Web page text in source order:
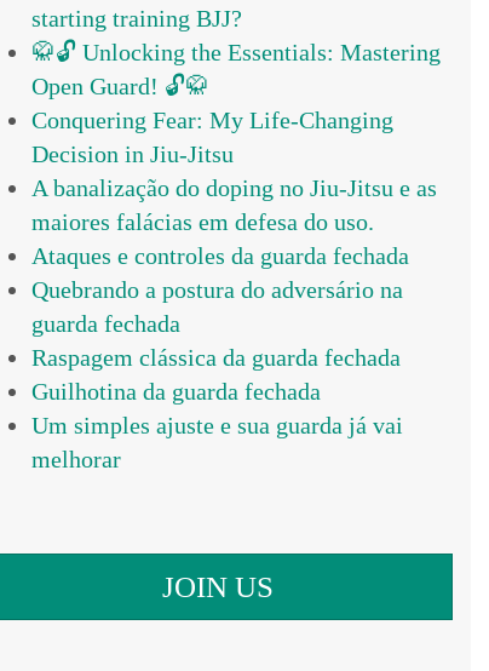
starting training BJJ?
🥋🔓 Unlocking the Essentials: Mastering
Open Guard! 🔓🥋
Conquering Fear: My Life-Changing
Decision in Jiu-Jitsu
A banalização do doping no Jiu-Jitsu e as
maiores falácias em defesa do uso.
Ataques e controles da guarda fechada
Quebrando a postura do adversário na
guarda fechada
Raspagem clássica da guarda fechada
Guilhotina da guarda fechada
Um simples ajuste e sua guarda já vai
melhorar
JOIN US